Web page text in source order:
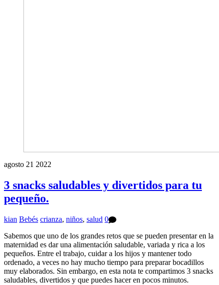
agosto 21 2022
3 snacks saludables y divertidos para tu
pequeño.
kian Bebés crianza, niños, salud 0
Sabemos que uno de los grandes retos que se pueden presentar en la
maternidad es dar una alimentación saludable, variada y rica a los
pequeños. Entre el trabajo, cuidar a los hijos y mantener todo
ordenado, a veces no hay mucho tiempo para preparar bocadillos
muy elaborados. Sin embargo, en esta nota te compartimos 3 snacks
saludables, divertidos y que puedes hacer en pocos minutos.